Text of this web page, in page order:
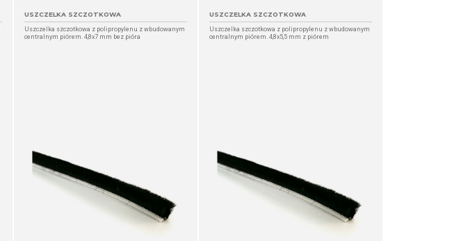
USZCZELKA SZCZOTKOWA
Uszczelka szczotkowa z polipropylenu z wbudowanym
centralnym piórem. 4,8x7 mm bez pióra
USZCZELKA SZCZOTKOWA
Uszczelka szczotkowa z polipropylenu z wbudowanym
centralnym piórem. 4,8x5,5 mm z piórem